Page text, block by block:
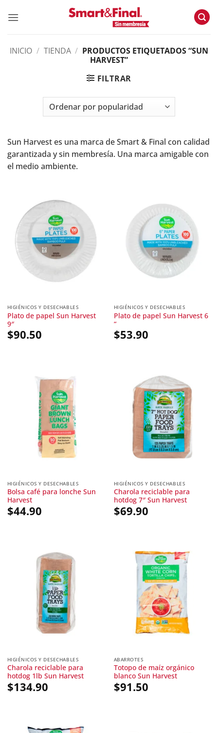
INICIO / TIENDA / PRODUCTOS ETIQUETADOS “SUN
HARVEST”
FILTRAR
Sun Harvest es una marca de Smart & Final con calidad
garantizada y sin membresía. Una marca amigable con
el medio ambiente.
HIGIÉNICOS Y DESECHABLES
Plato de papel Sun Harvest
9″
$90.50
HIGIÉNICOS Y DESECHABLES
Plato de papel Sun Harvest 6
“
$53.90
HIGIÉNICOS Y DESECHABLES
Bolsa café para lonche Sun
Harvest
$44.90
HIGIÉNICOS Y DESECHABLES
Charola reciclable para
hotdog 7″ Sun Harvest
$69.90
HIGIÉNICOS Y DESECHABLES
Charola reciclable para
hotdog 1lb Sun Harvest
$134.90
ABARROTES
Totopo de maíz orgánico
blanco Sun Harvest
$91.50